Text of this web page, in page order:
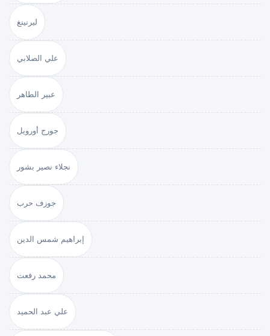
ليرنينغ
علي الصلابي
عبير الطاهر
جورج أورويل
نجلاء نصير بشور
جوزف حرب
إبراهيم شمس الدين
محمد رفعت
علي عبد الحميد